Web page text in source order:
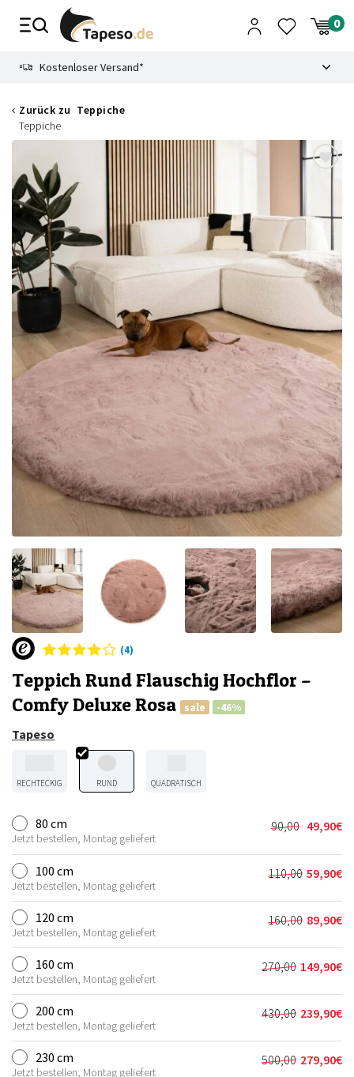
Zusammenbruch
Kostenloser Versand*
Zurück zu Teppiche
Teppiche
(4)
Teppich Rund Flauschig Hochflor –
Comfy Deluxe Rosa
sale -46%
Tapeso
RECHTECKIG RUND QUADRATISCH
80 cm
Jetzt bestellen, Montag geliefert
90,00
Preis
war:
90,00€
49,90€
Aktueller
Preis
ist:
49,90€.
100 cm
Jetzt bestellen, Montag geliefert
110,00
Preis
war:
110,00€
59,90€
Aktueller
Preis
ist:
59,90€.
120 cm
Jetzt bestellen, Montag geliefert
160,00
Preis
war:
160,00€
89,90€
Aktueller
Preis
ist:
89,90€.
160 cm
Jetzt bestellen, Montag geliefert
270,00
Preis
war:
270,00€
149,90€
Aktueller
Preis
ist:
149,90€.
200 cm
Jetzt bestellen, Montag geliefert
430,00
Preis
war:
430,00€
239,90€
Aktueller
Preis
ist:
239,90€.
230 cm
Jetzt bestellen, Montag geliefert
500,00 279,90€
Aktueller